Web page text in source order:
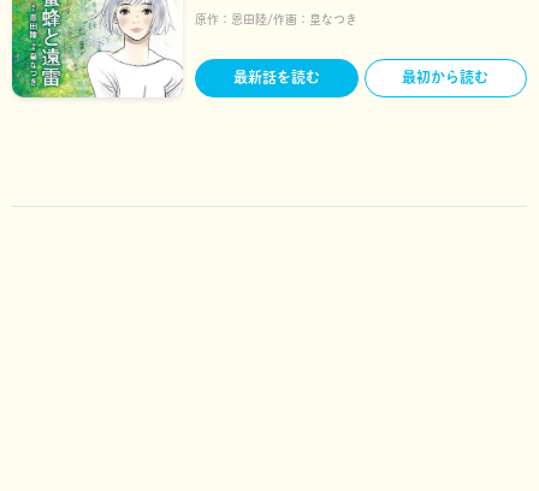
原作： 恩田陸 作画： 皇なつき
最新話を読む 最初から読む